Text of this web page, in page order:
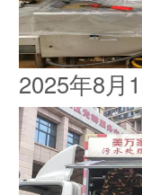
2025年8月